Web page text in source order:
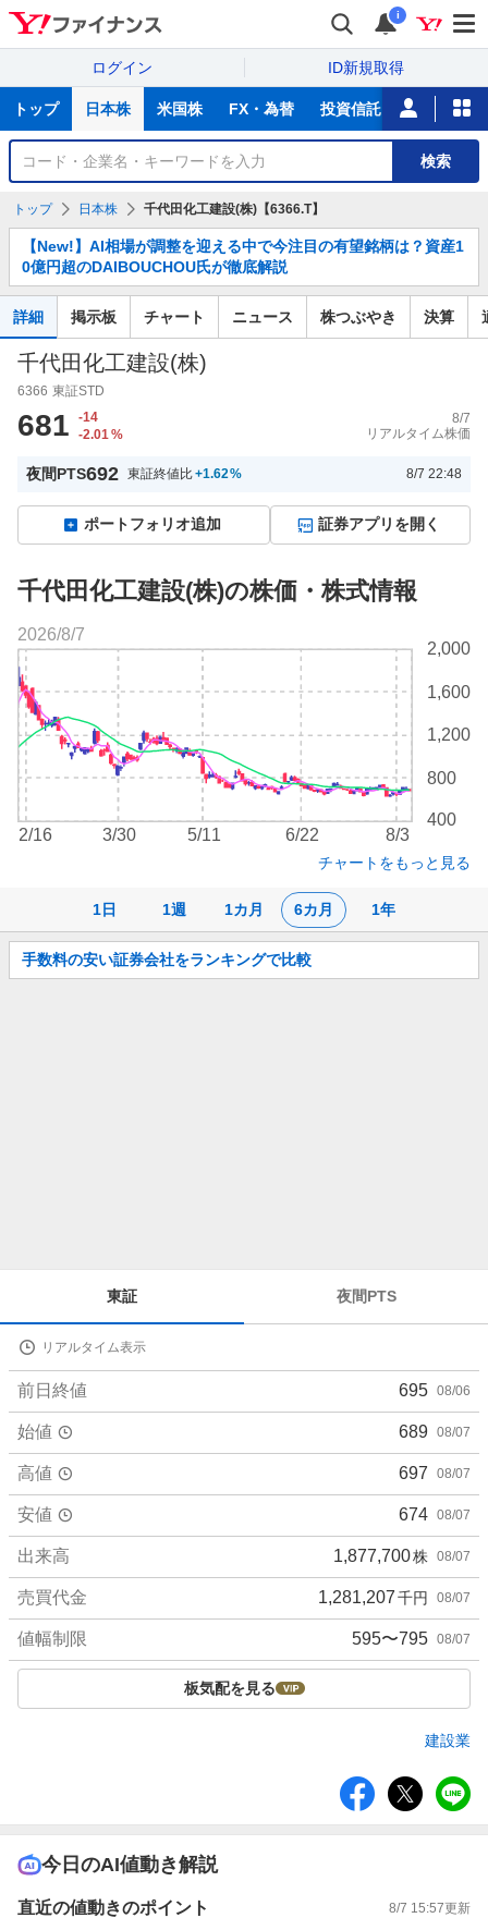
i
ログイン ID新規取得
サ
トップ 日本株 米国株 FX・為替 投資信託 ニュース
銘
検
検索
トップ 日本株 千代田化工建設(株)【6366.T】
知
ら
せ
【New!】AI相場が調整を迎える中で今注目の有望銘柄は？資産1
0億円超のDAIBOUCHOU氏が徹底解説
詳細 掲示板 チャート ニュース 株つぶやき 決算
千代田化工建設(株)
6366 東証STD
681
-14
-2.01 %
8/7
リアルタイム株価
夜間PTS692 東証終値比+1.62% 8/7 22:48
ポートフォリオ追加 証券アプリを開く
千代田化工建設(株)の株価・株式情報
1日 1週 1カ月 6カ月 1年
400
800
1,200
1,600
2,000
2/16 3/30 5/11 6/22 8/3
2026/8/7
チャートをもっと見る
お
知
手数料の安い証券会社をランキングで比較
詳
値
東証 夜間PTS
リアルタイム表示
前日終値 695 08/06
始値 689 08/07
高値 697 08/07
安値 674 08/07
出来高 1,877,700株 08/07
売買代金 1,281,207千円 08/07
値幅制限 595〜795 08/07
板気配を見る
建設業
ア
今日のAI値動き解説
直近の値動きのポイント 8/7 15:57更新